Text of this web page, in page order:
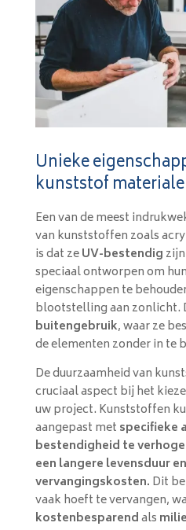
Unieke
kunststof
Een van de meest
van kunststoffen zoals
is dat zeUV-bestendig
speciaal ontworpen om
eigenschappen te
blootstelling aan zonlicht.
buitengebruik, waar ze
de elementen zonder in te
De duurzaamheid van
cruciaal aspect bij het
uw project. Kunststoffen
aangepast met specifieke
bestendigheid te
een langere levensduur
vervangingskosten. Dit
vaak hoeft te vervangen,
kostenbesparendals